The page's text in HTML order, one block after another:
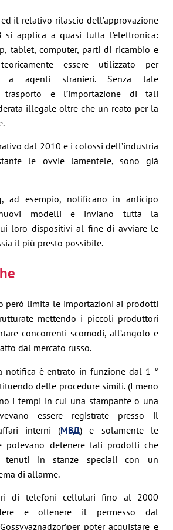
il relativo rilascio dell’approvazione
si applica a quasi tutta l’elettronica:
tablet, computer, parti di ricambio e
essere utilizzato per
a agenti stranieri. Senza tale
trasporto e l’importazione di tali
illegale oltre che un reato per la
dal 2010 e i colossi dell’industria
le ovvie lamentele, sono già
ad esempio, notificano in anticipo
modelli e inviano tutta la
loro dispositivi al fine di avviare le
il più presto possibile.
però limita le importazioni ai prodotti
mettendo i piccoli produttori
concorrenti scomodi, all’angolo e
dal mercato russo.
notifica è entrato in funzione dal 1 °
delle procedure simili. (I meno
i tempi in cui una stampante o una
essere registrate presso il
interni (МВД) e solamente le
potevano detenere tali prodotti che
tenuti in stanze speciali con un
di allarme.
di telefoni cellulari fino al 2000
e ottenere il permesso dal
poter acquistare e